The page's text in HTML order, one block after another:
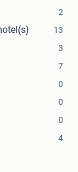
2
13
3
7
0
0
0
4